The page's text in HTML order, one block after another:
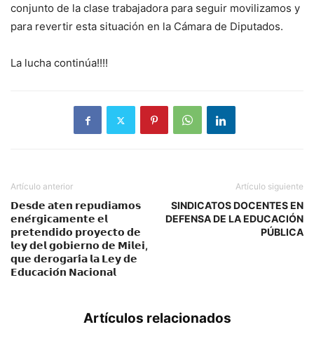
conjunto de la clase trabajadora para seguir movilizamos y
para revertir esta situación en la Cámara de Diputados.
La lucha continúa!!!!
Artículo anterior
𝗗𝗲𝘀𝗱𝗲 𝗮𝘁𝗲𝗻 𝗿𝗲𝗽𝘂𝗱𝗶𝗮𝗺𝗼𝘀
𝗲𝗻𝗲́𝗿𝗴𝗶𝗰𝗮𝗺𝗲𝗻𝘁𝗲 𝗲𝗹
𝗽𝗿𝗲𝘁𝗲𝗻𝗱𝗶𝗱𝗼 𝗽𝗿𝗼𝘆𝗲𝗰𝘁𝗼 𝗱𝗲
𝗹𝗲𝘆 𝗱𝗲𝗹 𝗴𝗼𝗯𝗶𝗲𝗿𝗻𝗼 𝗱𝗲 𝗠𝗶𝗹𝗲𝗶,
𝗾𝘂𝗲 𝗱𝗲𝗿𝗼𝗴𝗮𝗿𝗶́𝗮 𝗹𝗮 𝗟𝗲𝘆 𝗱𝗲
𝗘𝗱𝘂𝗰𝗮𝗰𝗶𝗼́𝗻 𝗡𝗮𝗰𝗶𝗼𝗻𝗮𝗹
Artículo siguiente
SINDICATOS DOCENTES EN
DEFENSA DE LA EDUCACIÓN
PÚBLICA
Artículos relacionados